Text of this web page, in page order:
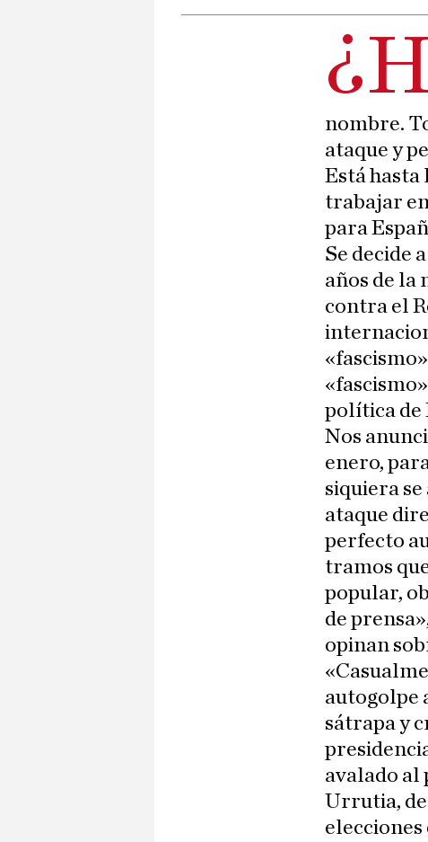
nombre.
ataque y
Está hasta
trabajar
para
Se decide
años de la
contra el
política de
Nos
enero,
siquiera
ataque
perfecto
tramos
popular,
de
opinan
autogolpe
sátrapa y
avalado al
Urrutia,
elecciones